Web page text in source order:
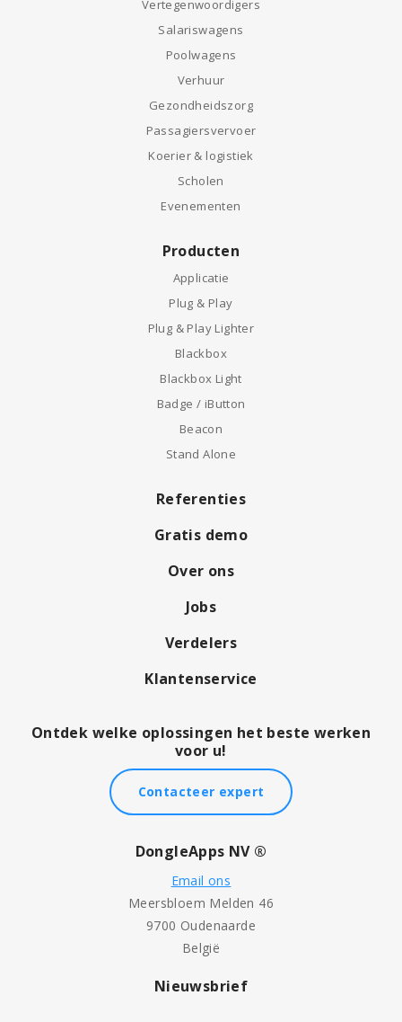
Vertegenwoordigers
Salariswagens
Poolwagens
Verhuur
Gezondheidszorg
Passagiersvervoer
Koerier & logistiek
Scholen
Evenementen
Producten
Applicatie
Plug & Play
Plug & Play Lighter
Blackbox
Blackbox Light
Badge / iButton
Beacon
Stand Alone
Referenties
Gratis demo
Over ons
Jobs
Verdelers
Klantenservice
Ontdek welke oplossingen het beste werken
voor u!
Contacteer expert
DongleApps NV ®
Email ons
Meersbloem Melden 46
9700 Oudenaarde
België
Nieuwsbrief